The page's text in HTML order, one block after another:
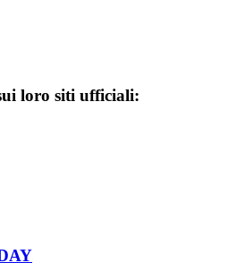
loro siti ufficiali: